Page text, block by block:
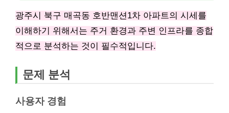
광주시 북구 매곡동 호반맨션1차 아파트의 시세를
이해하기 위해서는 주거 환경과 주변 인프라를 종합
적으로 분석하는 것이 필수적입니다.
문제 분석
사용자 경험